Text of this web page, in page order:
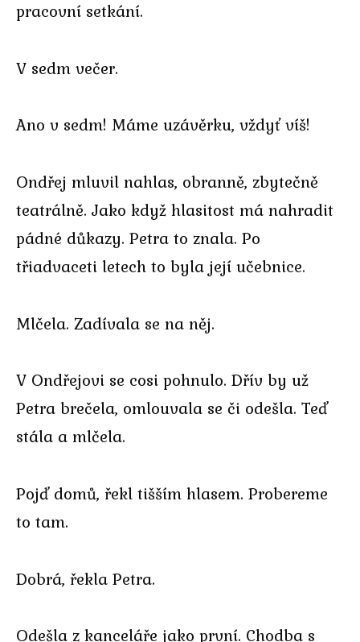
pracovní setkání.
V sedm večer.
Ano v sedm! Máme uzávěrku, vždyť víš!
Ondřej mluvil nahlas, obranně, zbytečně
teatrálně. Jako když hlasitost má nahradit
pádné důkazy. Petra to znala. Po
třiadvaceti letech to byla její učebnice.
Mlčela. Zadívala se na něj.
V Ondřejovi se cosi pohnulo. Dřív by už
Petra brečela, omlouvala se či odešla. Teď
stála a mlčela.
Pojď domů, řekl tišším hlasem. Probereme
to tam.
Dobrá, řekla Petra.
Odešla z kanceláře jako první. Chodba s